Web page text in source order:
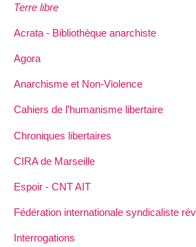
Terre libre
Acrata - Bibliothèque anarchiste
Agora
Anarchisme et Non-Violence
Cahiers de l’humanisme libertaire
Chroniques libertaires
CIRA de Marseille
Espoir - CNT AIT
Fédération internationale syndicaliste
Interrogations